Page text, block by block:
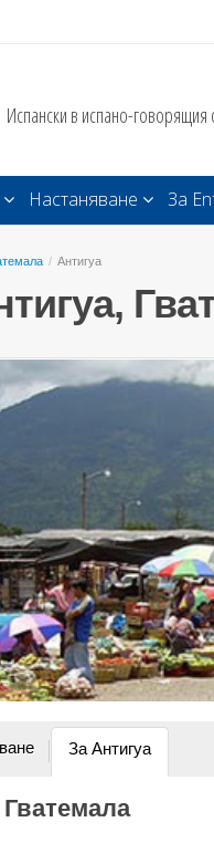
Испански в испано-говорящия
Настаняване За
/ Антигуа
За Антигуа